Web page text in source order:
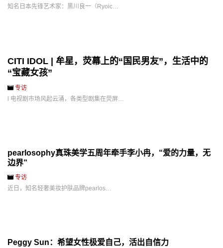
知名日本先锋艺术家：黑川良一（Ryoic…
CITI IDOL | 牟星，荧幕上的“国民男友”，生活中的
“宝藏女孩”
专访
l 电视剧市场风起云涌，各类型剧集在荧屏…
pearlosophy真珠美学五周年牵手李小冉，“爱的力量，无
边界”
专访
近日，知名轻奢美妆护肤品牌pearlos…
Peggy Sun：希望女性极爱自己，活出自信力